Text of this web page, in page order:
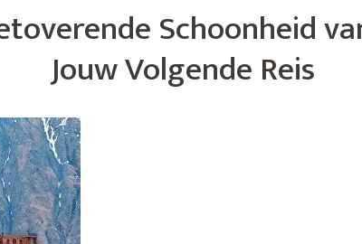
Betoverende
Rondreis
Schoonheid
Jouw Volgende Reis